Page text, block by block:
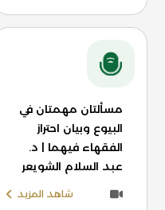
مسألتان مهمتان في
البيوع وبيان احتراز
الفقهاء فيهما | د.
عبد السلام الشويعر
شاهد المزيد